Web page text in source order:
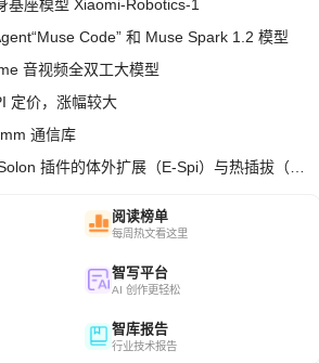
基座模型 Xiaomi-Robotics-1
Code” 和 Muse Spark 1.2 模型
音视频全双工大模型
定价，涨幅较大
通信库
阅读榜单
每周热文看这里
智写平台
AI 创作更轻松
智库报告
行业技术报告